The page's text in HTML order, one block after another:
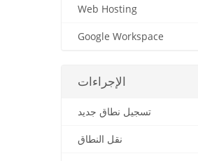
Web Hosting
Google Workspace
الإجراءات
تسجيل نطاق جديد
نقل النطاق